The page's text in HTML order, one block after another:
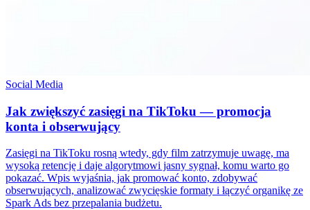
Social Media
Jak zwiększyć zasięgi na TikToku — promocja
konta i obserwujący
Zasięgi na TikToku rosną wtedy, gdy film zatrzymuje uwagę, ma
wysoką retencję i daje algorytmowi jasny sygnał, komu warto go
pokazać. Wpis wyjaśnia, jak promować konto, zdobywać
obserwujących, analizować zwycięskie formaty i łączyć organikę ze
Spark Ads bez przepalania budżetu.